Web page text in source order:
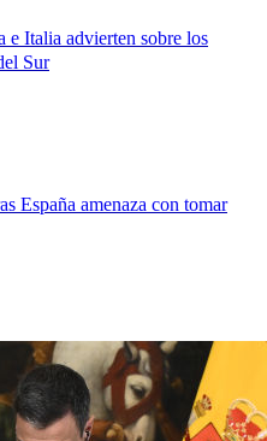
Italia advierten sobre los
Sur
España amenaza con tomar